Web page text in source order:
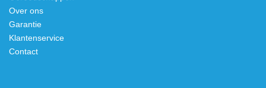
Over ons
Garantie
Klantenservice
Contact